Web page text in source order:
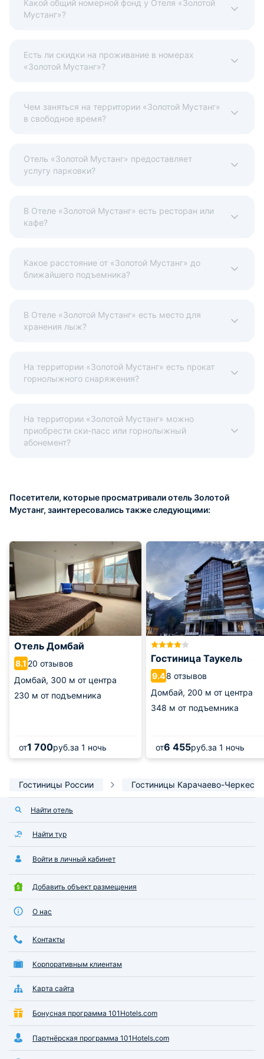
Наличные
Какой общий номерной фонд у Отеля «Золотой
Мустанг»?
Есть ли скидки на проживание в номерах
«Золотой Мустанг»?
Чем заняться на территории «Золотой Мустанг»
в свободное время?
Отель «Золотой Мустанг» предоставляет
услугу парковки?
В Отеле «Золотой Мустанг» есть ресторан или
кафе?
Какое расстояние от «Золотой Мустанг» до
ближайшего подъемника?
В Отеле «Золотой Мустанг» есть место для
хранения лыж?
На территории «Золотой Мустанг» есть прокат
горнолыжного снаряжения?
На территории «Золотой Мустанг» можно
приобрести ски-пасс или горнолыжный
абонемент?
Посетители, которые просматривали отель Золотой
Мустанг, заинтересовались также следующими:
Отель Домбай
8.1 20 отзывов
Домбай, 300 м от центра
230 м от подъемника
от1 700руб.за 1 ночь
Гостиница Таукель
9.48 отзывов
Домбай, 200 м от центра
348 м от подъемника
от6 455руб.за 1 ночь
Гостиницы России Гостиницы Карачаево-Черкесии
Найти отель
Найти тур
Войти в личный кабинет
Добавить объект размещения
О нас
Контакты
Корпоративным клиентам
Карта сайта
Бонусная программа 101Hotels.com
Партнёрская программа 101Hotels.com